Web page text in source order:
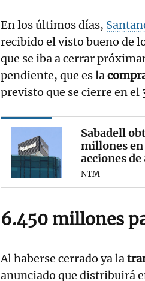
En los últimos días,
recibido el visto bueno de
que se iba a cerrar
pendiente, que es la
previsto que se cierre en el
Sabadell
millones en
acciones
NTM
6.450 millones
Al haberse cerrado ya la
anunciado que distribuirá